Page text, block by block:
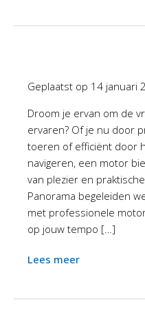
Geplaatst op 14 januari
Droom je ervan om de
ervaren? Of je nu door
toeren of efficiënt door
navigeren, een motor
van plezier en
Panorama begeleiden
met professionele
op jouw tempo […]
Lees meer